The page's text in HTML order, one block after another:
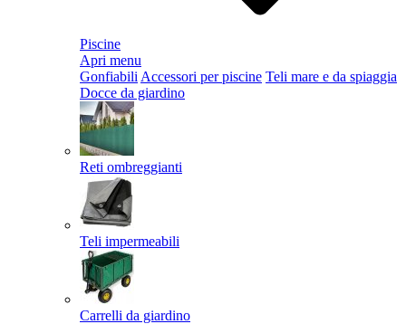
Piscine
Apri menu
Gonfiabili Accessori per piscine Teli mare e da spiaggia
Docce da giardino
Reti ombreggianti
Teli impermeabili
Carrelli da giardino